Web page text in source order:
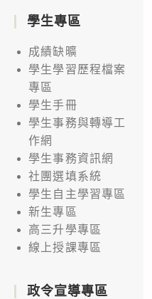
學生專區
成績缺曠
學生學習歷程檔案
專區
學生手冊
學生事務與轉導工
作網
學生事務資訊網
社團選填系統
學生自主學習專區
新生專區
高三升學專區
線上授課專區
政令宣導專區